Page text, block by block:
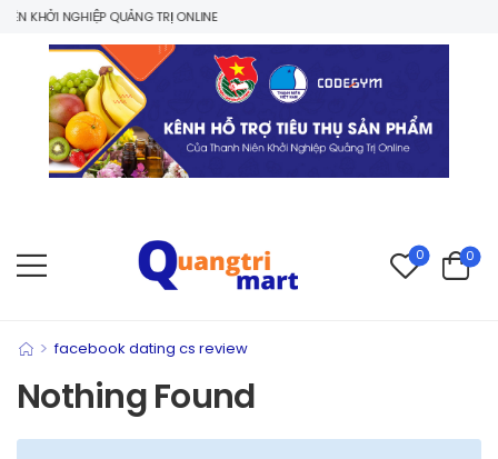
KHỞI NGHIỆP QUẢNG TRỊ ONLINE
0 0
> facebook dating cs review
Nothing Found